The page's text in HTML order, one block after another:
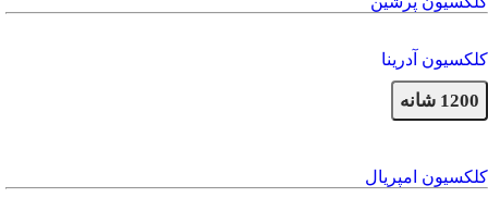
کلکسیون آدرینا
1200 شانه
کلکسیون امپریال